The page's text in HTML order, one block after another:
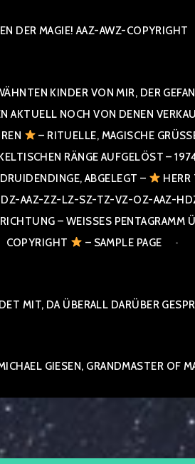
DER MAGIE! AAZ-AWZ-COPYRIGHT
KINDER VON MIR, DER
NOCH VON DENEN
– RITUELLE, MAGISCHE
RÄNGE AUFGELÖST – 1974,
ABGELEGT –
HERR
AAZ-ZZ-LZ-SZ-TZ-VZ-OZ-AAZ-HDZ-
– WEISSES PENTAGRAMM
PYRIGHT
– SAMPLE PAGE
MIT, DA ÜBERALL DARÜBER
GIESEN, GRANDMASTER OF